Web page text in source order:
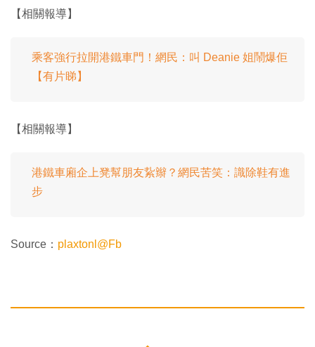
【相關報導】
乘客強行拉開港鐵車門！網民：叫 Deanie 姐鬧爆佢
【有片睇】
【相關報導】
港鐵車廂企上凳幫朋友紥辮？網民苦笑：識除鞋有進
步
Source： plaxtonl@Fb